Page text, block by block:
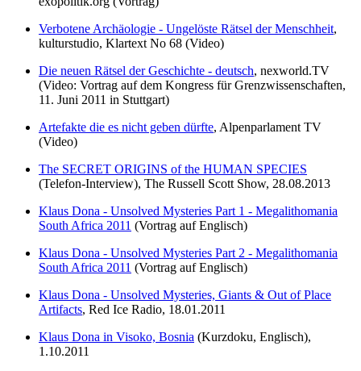
Verbotene Archäologie - Ungelöste Rätsel der Menschheit,
kulturstudio, Klartext No 68 (Video)
Die neuen Rätsel der Geschichte - deutsch, nexworld.TV
(Video: Vortrag auf dem Kongress für Grenzwissenschaften,
11. Juni 2011 in Stuttgart)
Artefakte die es nicht geben dürfte, Alpenparlament TV
(Video)
The SECRET ORIGINS of the HUMAN SPECIES
(Telefon-Interview), The Russell Scott Show, 28.08.2013
Klaus Dona - Unsolved Mysteries Part 1 - Megalithomania
South Africa 2011 (Vortrag auf Englisch)
Klaus Dona - Unsolved Mysteries Part 2 - Megalithomania
South Africa 2011 (Vortrag auf Englisch)
Klaus Dona - Unsolved Mysteries, Giants & Out of Place
Artifacts, Red Ice Radio, 18.01.2011
Klaus Dona in Visoko, Bosnia (Kurzdoku, Englisch),
1.10.2011